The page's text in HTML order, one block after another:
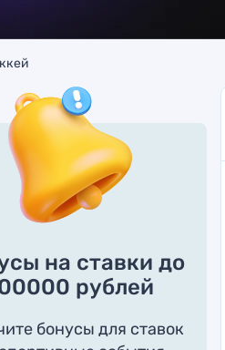
на ставки до
рублей
бонусы для ставок